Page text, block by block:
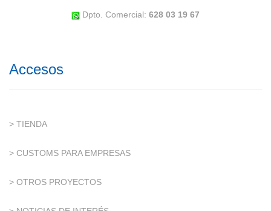
Dpto. Comercial: 628 03 19 67
Accesos
> TIENDA
> CUSTOMS PARA EMPRESAS
> OTROS PROYECTOS